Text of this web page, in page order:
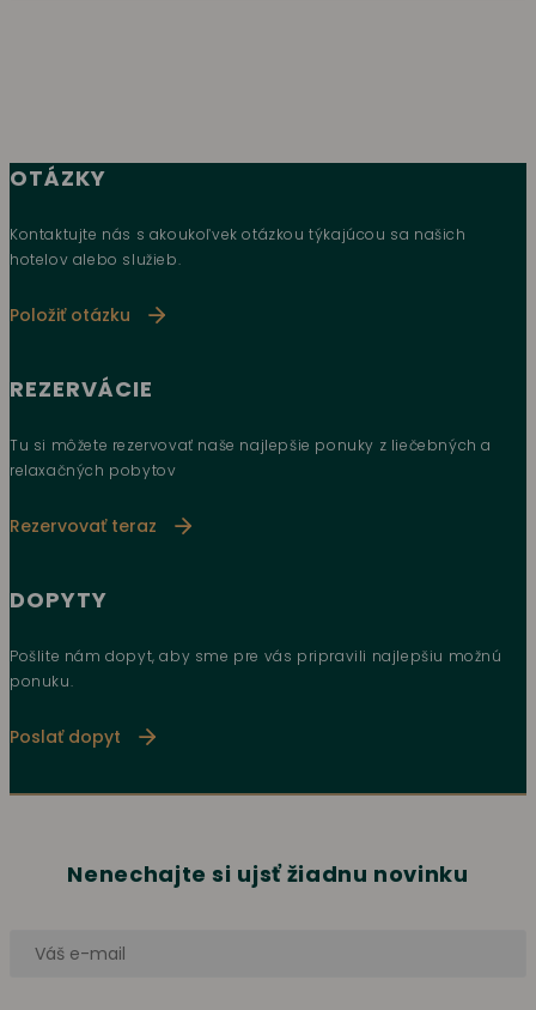
OTÁZKY
Kontaktujte nás s akoukoľvek otázkou týkajúcou sa našich
hotelov alebo služieb.
Položiť otázku
REZERVÁCIE
Tu si môžete rezervovať naše najlepšie ponuky z liečebných a
relaxačných pobytov
Rezervovať teraz
DOPYTY
Pošlite nám dopyt, aby sme pre vás pripravili najlepšiu možnú
ponuku.
Poslať dopyt
Nenechajte si ujsť žiadnu novinku